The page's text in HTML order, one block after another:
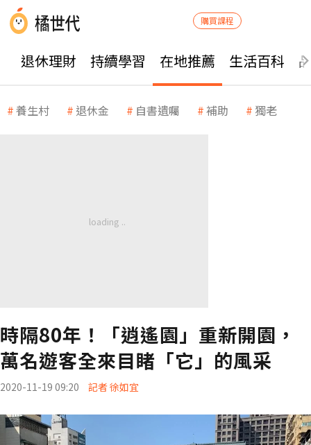
購買課程
退休理財 持續學習 在地推薦 生活百科
養生村 退休金 自書遺囑 補助 獨老
時隔80年！「逍遙園」重新開園，
萬名遊客全來目睹「它」的風采
2020-11-19 09:20 記者 徐如宜